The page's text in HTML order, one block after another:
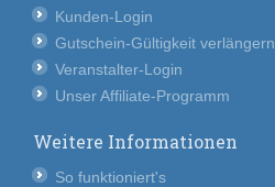
Kunden-Login
Gutschein-Gültigkeit verlängern
Veranstalter-Login
Unser Affiliate-Programm
Weitere Informationen
So funktioniert's